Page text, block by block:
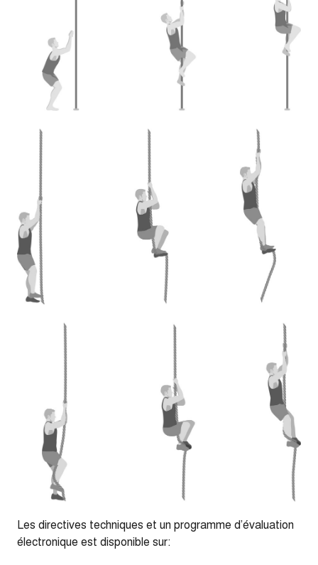
Les directives techniques et un programme d’évaluation
électronique est disponible sur: